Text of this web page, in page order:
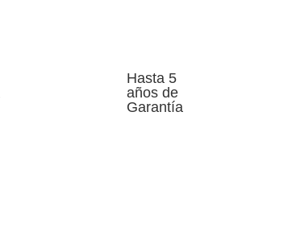
Hasta 5
años de
Garantía